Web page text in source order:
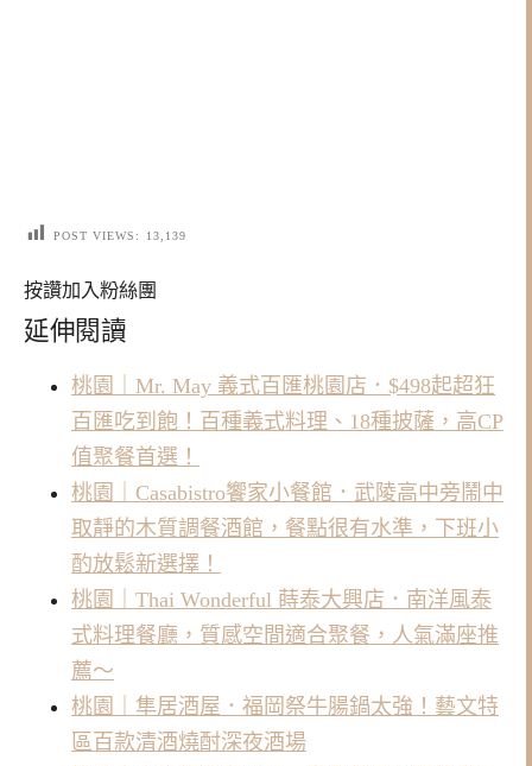
POST VIEWS: 13,139
按讚加入粉絲團
延伸閱讀
桃園｜Mr. May 義式百匯桃園店．$498起超狂
百匯吃到飽！百種義式料理、18種披薩，高CP
值聚餐首選！
桃園｜Casabistro饗家小餐館．武陵高中旁鬧中
取靜的木質調餐酒館，餐點很有水準，下班小
酌放鬆新選擇！
桃園｜Thai Wonderful 蒔泰大興店．南洋風泰
式料理餐廳，質感空間適合聚餐，人氣滿座推
薦～
桃園｜隼居酒屋．福岡祭牛腸鍋太強！藝文特
區百款清酒燒酎深夜酒場